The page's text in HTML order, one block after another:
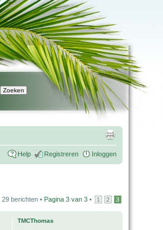
Help Registreren Inloggen
29 berichten • Pagina 3 van 3 • 1 2 3
TMCThomas